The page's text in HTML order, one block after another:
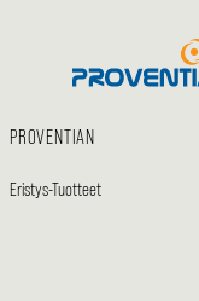
PROVENTIAN
Eristys-Tuotteet